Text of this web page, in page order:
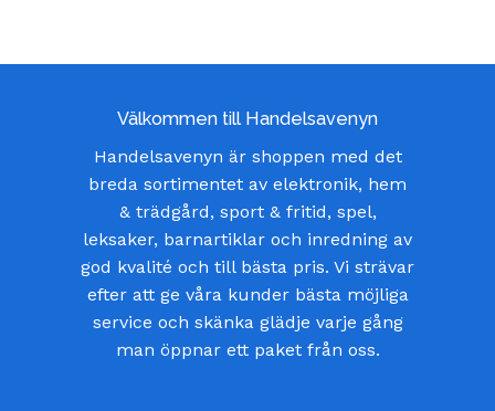
Välkommen till Handelsavenyn
Handelsavenyn är shoppen med det
breda sortimentet av elektronik, hem
& trädgård, sport & fritid, spel,
leksaker, barnartiklar och inredning av
god kvalité och till bästa pris. Vi strävar
efter att ge våra kunder bästa möjliga
service och skänka glädje varje gång
man öppnar ett paket från oss.